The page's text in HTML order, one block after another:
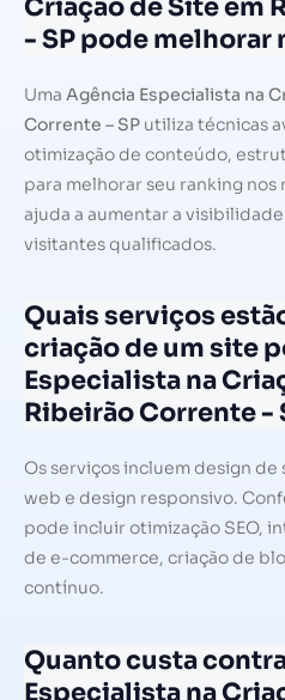
Criação de Site em
- SP pode melhorar
Uma Agência Especialista na
Corrente – SP utiliza técnicas
otimização de conteúdo,
para melhorar seu ranking nos
ajuda a aumentar a
visitantes qualificados.
Quais serviços
criação de um site
Especialista na
Ribeirão Corrente -
Os serviços incluem design
web e design responsivo.
pode incluir otimização SEO,
de e-commerce, criação de
contínuo.
Quanto custa
Especialista na